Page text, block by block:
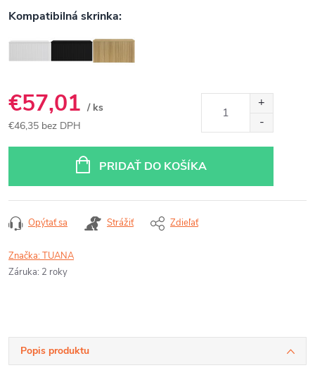
€57,01 / ks
€46,35 bez DPH
PRIDAŤ DO KOŠÍKA
Opýtať sa Strážiť Zdieľať
Značka:TUANA
Záruka: 2 roky
Popis produktu